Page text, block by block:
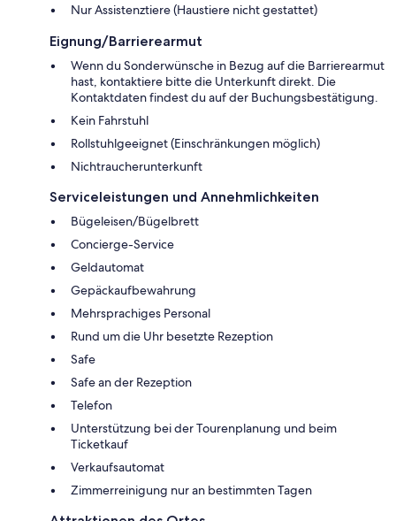
Nur Assistenztiere (Haustiere nicht gestattet)
Eignung/Barrierearmut
Wenn du Sonderwünsche in Bezug auf die Barrierearmut
hast, kontaktiere bitte die Unterkunft direkt. Die
Kontaktdaten findest du auf der Buchungsbestätigung.
Kein Fahrstuhl
Rollstuhlgeeignet (Einschränkungen möglich)
Nichtraucherunterkunft
Serviceleistungen und Annehmlichkeiten
Bügeleisen/Bügelbrett
Concierge-Service
Geldautomat
Gepäckaufbewahrung
Mehrsprachiges Personal
Rund um die Uhr besetzte Rezeption
Safe
Safe an der Rezeption
Telefon
Unterstützung bei der Tourenplanung und beim
Ticketkauf
Verkaufsautomat
Zimmerreinigung nur an bestimmten Tagen